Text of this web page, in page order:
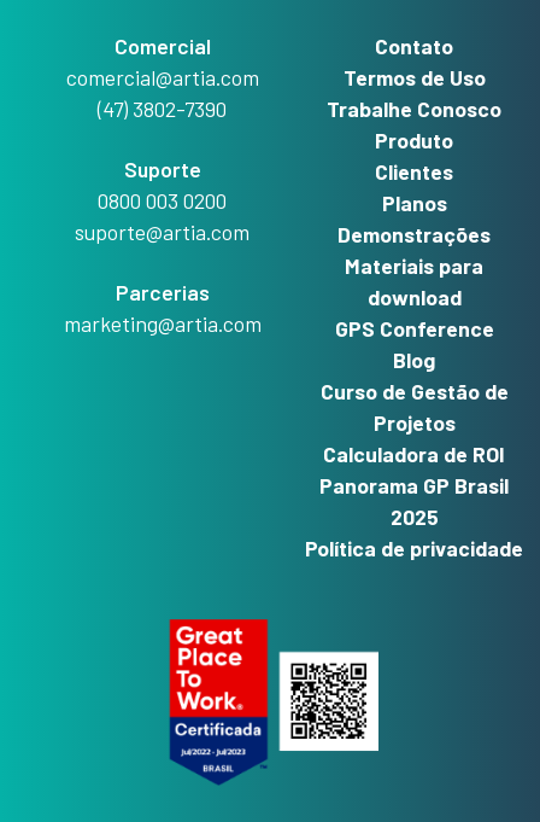
Comercial
comercial@artia.com
(47) 3802-7390
Suporte
0800 003 0200
suporte@artia.com
Parcerias
marketing@artia.com
Contato
Termos de Uso
Trabalhe Conosco
Produto
Clientes
Planos
Demonstrações
Materiais para
download
GPS Conference
Blog
Curso de Gestão de
Projetos
Calculadora de ROI
Panorama GP Brasil
2025
Política de privacidade